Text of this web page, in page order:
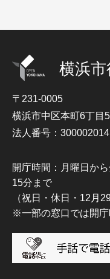
横浜市
〒231-0005
横浜市中区本町6丁目
法人番号：
開庁時間：月曜日か
15分まで
（祝日・休日・12月
※一部の窓口では開